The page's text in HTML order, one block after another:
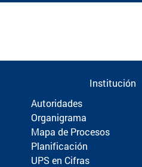
Información para
Institución
Autoridades
Organigrama
Mapa de Procesos
Planificación
UPS en Cifras